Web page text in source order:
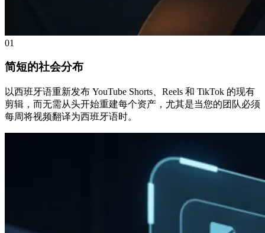
01
简短的社会分布
以西班牙语重新发布 YouTube Shorts、Reels 和 TikTok 的现有
剪辑，而无需从头开始重建每个资产，尤其是当您的团队必须
每周将视频翻译为西班牙语时。